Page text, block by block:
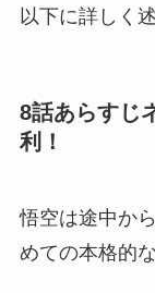
以下に詳しく
8話あらすじ
利！
悟空は途中か
めての本格的